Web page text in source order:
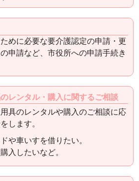
めに必要な要介護認定の申請・更
申請など、市役所への申請手続き
レンタル・購入に関するご相談
具のレンタルや購入のご相談に応
します。
や車いすを借りたい。
入したいなど。